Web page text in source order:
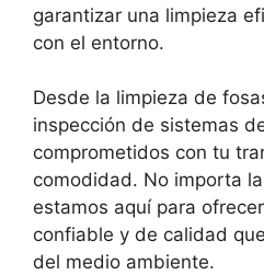
garantizar una limpieza
con el entorno.
Desde la limpieza de
inspección de sistemas
comprometidos con tu
comodidad. No importa
estamos aquí para
confiable y de calidad
del medio ambiente.